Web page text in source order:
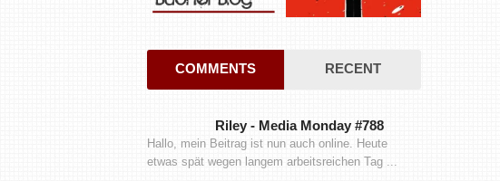
COMMENTS RECENT
Riley- Media Monday #788
Hallo, mein Beitrag ist nun auch online. Heute
etwas spät wegen langem arbeitsreichen Tag ...